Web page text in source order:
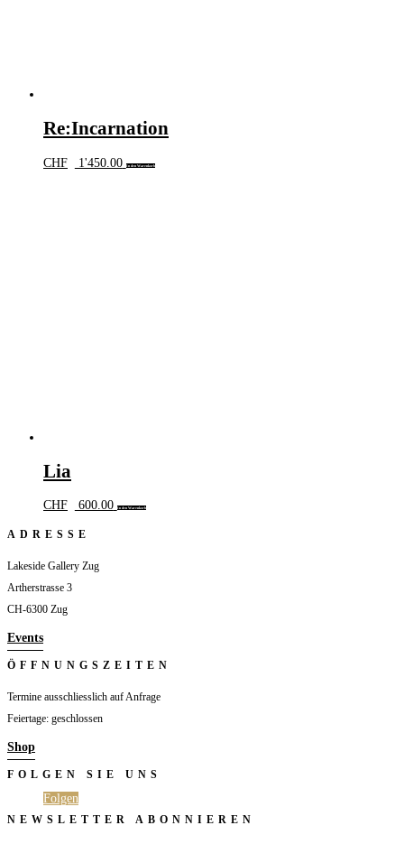
Re:Incarnation
CHF 1'450.00 In den Warenkorb
Lia
CHF 600.00 In den Warenkorb
ADRESSE
Lakeside Gallery Zug
Artherstrasse 3
CH-6300 Zug
Events
ÖFFNUNGSZEITEN
Termine ausschliesslich auf Anfrage
Feiertage: geschlossen
Shop
FOLGEN SIE UNS
Folgen
NEWSLETTER ABONNIEREN